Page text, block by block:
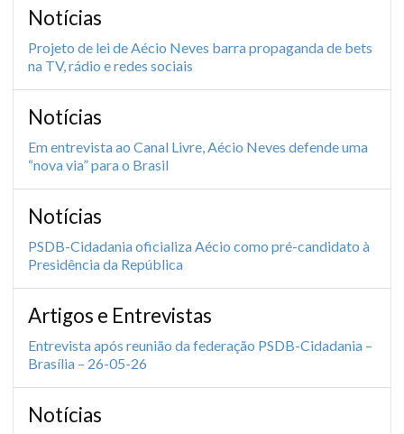
Notícias
Projeto de lei de Aécio Neves barra propaganda de bets
na TV, rádio e redes sociais
Notícias
Em entrevista ao Canal Livre, Aécio Neves defende uma
“nova via” para o Brasil
Notícias
PSDB-Cidadania oficializa Aécio como pré-candidato à
Presidência da República
Artigos e Entrevistas
Entrevista após reunião da federação PSDB-Cidadania –
Brasília – 26-05-26
Notícias